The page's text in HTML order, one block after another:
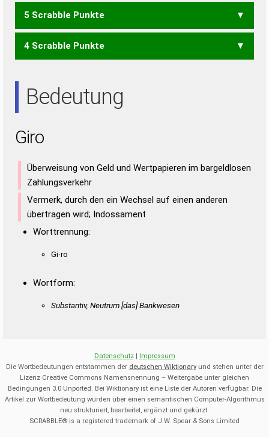
IGOR
5 Scrabble Punkte
GOI GOR
4 Scrabble Punkte
Bedeutung
Giro
Überweisung von Geld und Wertpapieren im bargeldlosen
Zahlungsverkehr
Vermerk, durch den ein Wechsel auf einen anderen
übertragen wird; Indossament
Worttrennung:
Gi·ro
Wortform:
Substantiv, Neutrum [das] Bankwesen
Datenschutz| Impressum
Die Wortbedeutungen entstammen der deutschen Wiktionaryund stehen unter der
Lizenz Creative Commons Namensnennung – Weitergabe unter gleichen
Bedingungen 3.0 Unported. Bei Wiktionary ist eine Liste der Autoren verfügbar. Die
Artikel zur Wortbedeutung wurden über einen semantischen Computer-Algorithmus
neu strukturiert, bearbeitet, ergänzt und gekürzt.
SCRABBLE® is a registered trademark of J.W. Spear & Sons Limited